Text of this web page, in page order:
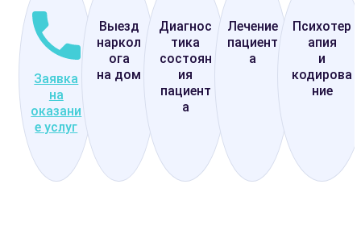
Заявка
на
оказани
е услуг
Выезд
наркол
ога
на дом
Диагнос
тика
состоян
ия
пациент
а
Лечение
пациент
а
Психотер
апия
и
кодирова
ние